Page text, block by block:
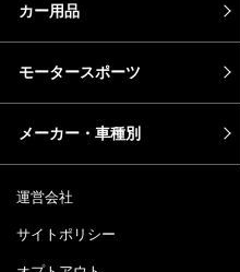
カー用品
モータースポーツ
メーカー・車種別
運営会社
サイトポリシー